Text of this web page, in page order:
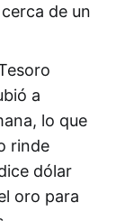
de un
a
lo que
rinde
dólar
oro para